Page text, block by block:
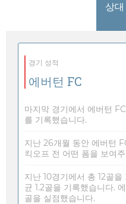
상
경기 성적
에버턴 FC
마지막 경기에서 에버턴
를 기록했습니다.
지난 26개월 동안 에버턴
킥오프 전 어떤 폼을 보여
지난 10경기에서 총 12골
균 1.2골을 기록했습니다.
골을 실점했습니다.